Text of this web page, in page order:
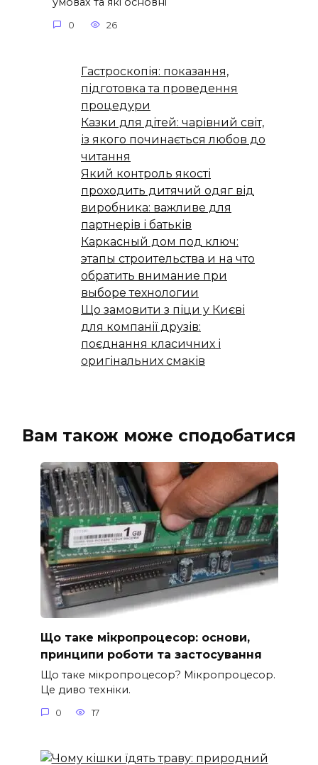
0 26
Гастроскопія: показання,
підготовка та проведення
процедури
Казки для дітей: чарівний світ,
із якого починається любов до
читання
Який контроль якості
проходить дитячий одяг від
виробника: важливе для
партнерів і батьків
Каркасный дом под ключ:
этапы строительства и на что
обратить внимание при
выборе технологии
Що замовити з піци у Києві
для компанії друзів:
поєднання класичних і
оригінальних смаків
Вам також може сподобатися
Що таке мікропроцесор: основи,
принципи роботи та застосування
Що таке мікропроцесор? Мікропроцесор.
Це диво техніки.
0 17